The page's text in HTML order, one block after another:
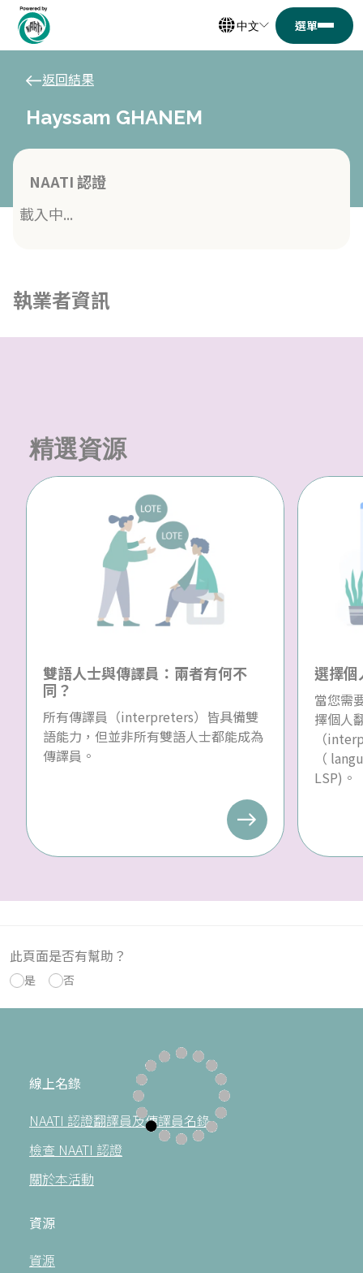
中文
返回結果
Hayssam GHANEM
NAATI 認證
載入中...
執業者資訊
精選資源
雙語人士與傳譯員：兩者有何不
同？
所有傳譯員（interpreters）皆具備雙
語能力，但並非所有雙語人士都能成為
傳譯員。
選擇個
當您需
擇個人
（
（
LSP)。
此頁面是否有幫助？
是 否
線上名錄
NAATI 認證翻譯員及傳譯員名錄
檢查 NAATI 認證
關於本活動
資源
資源